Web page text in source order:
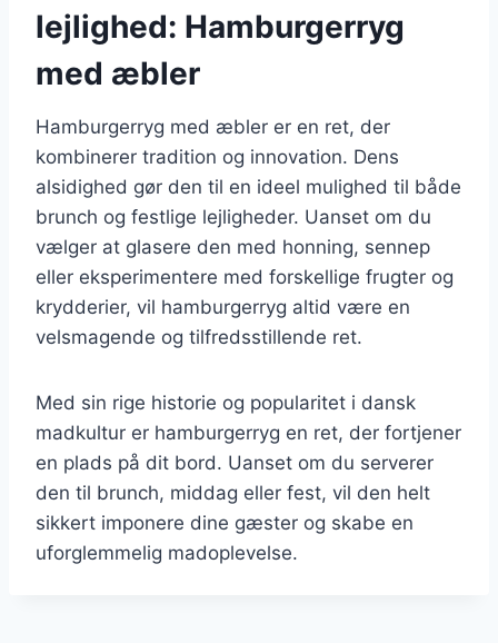
lejlighed: Hamburgerryg
med æbler
Hamburgerryg med æbler er en ret, der
kombinerer tradition og innovation. Dens
alsidighed gør den til en ideel mulighed til både
brunch og festlige lejligheder. Uanset om du
vælger at glasere den med honning, sennep
eller eksperimentere med forskellige frugter og
krydderier, vil hamburgerryg altid være en
velsmagende og tilfredsstillende ret.
Med sin rige historie og popularitet i dansk
madkultur er hamburgerryg en ret, der fortjener
en plads på dit bord. Uanset om du serverer
den til brunch, middag eller fest, vil den helt
sikkert imponere dine gæster og skabe en
uforglemmelig madoplevelse.